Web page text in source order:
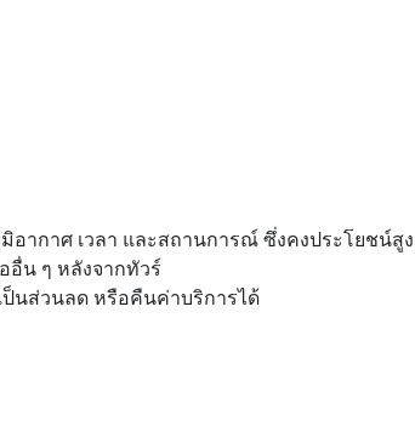
ากาศ เวลา และสถานการณ์ ซึ่งคงประโยชน์
อื่น ๆ หลังจากทัวร์
ป็นส่วนลด หรือคืนค่าบริการได้